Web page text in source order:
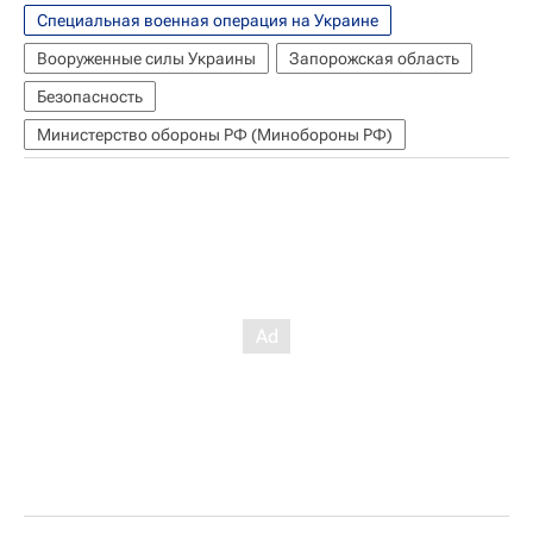
Специальная военная операция на Украине
Вооруженные силы Украины
Запорожская область
Безопасность
Министерство обороны РФ (Минобороны РФ)